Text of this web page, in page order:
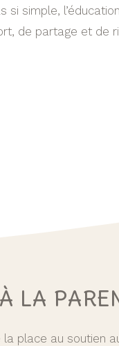
si simple,
de partage et de
LA
la place au soutien